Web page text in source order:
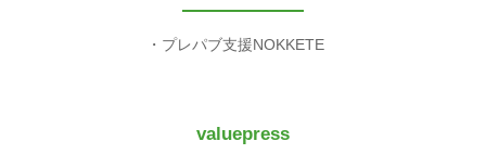
プレパブ支援NOKKETE
valuepress